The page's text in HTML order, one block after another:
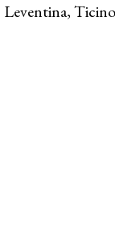
Leventina, Ticino